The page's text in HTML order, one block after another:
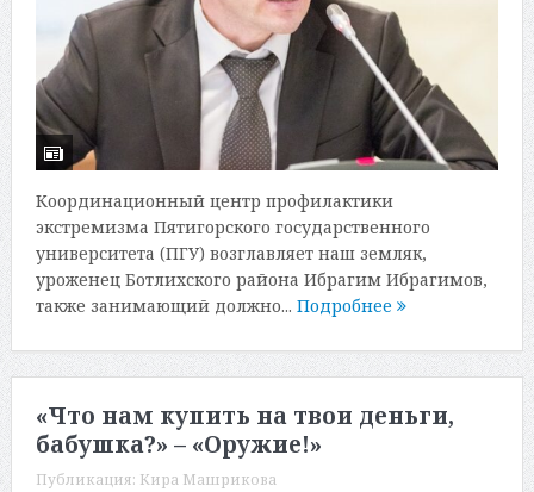
Координационный центр профилактики
экстремизма Пятигорского государственного
университета (ПГУ) возглавляет наш земляк,
уроженец Ботлихского района Ибрагим Ибрагимов,
также занимающий должно... Подробнее
«Что нам купить на твои деньги,
бабушка?» – «Оружие!»
Публикация: Кира Машрикова